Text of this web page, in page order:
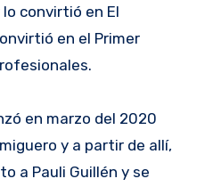
convirtió en El
en el Primer
en marzo del 2020
y a partir de allí,
a Pauli Guillén y se